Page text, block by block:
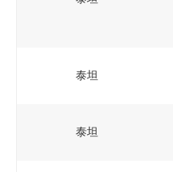
泰坦
泰坦